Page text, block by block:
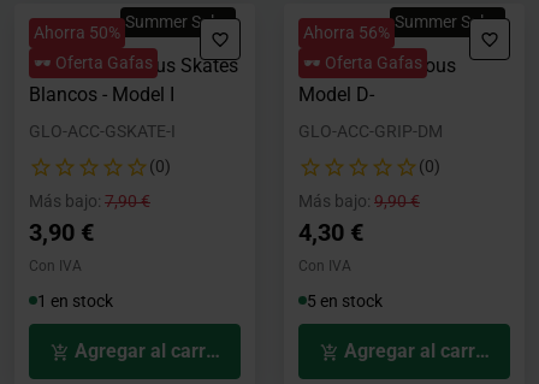
Ahorra 50%
🕶️ Oferta Gafas
Summer Sales
G-Floats Glorious Skates
Blancos - Model I
GLO-ACC-GSKATE-I
(0)
Más bajo: Precio rebajado desde
7,90 €hasta
3,90 €
Con IVA
1 en stock
Agregar al carrito
Ahorra 56%
🕶️ Oferta Gafas
Summer Sales
Grip Tape Glorious
Model D-
GLO-ACC-GRIP-DM
(0)
Más bajo: Precio rebajado desde
9,90 €hasta
4,30 €
Con IVA
5 en stock
Agregar al carrito